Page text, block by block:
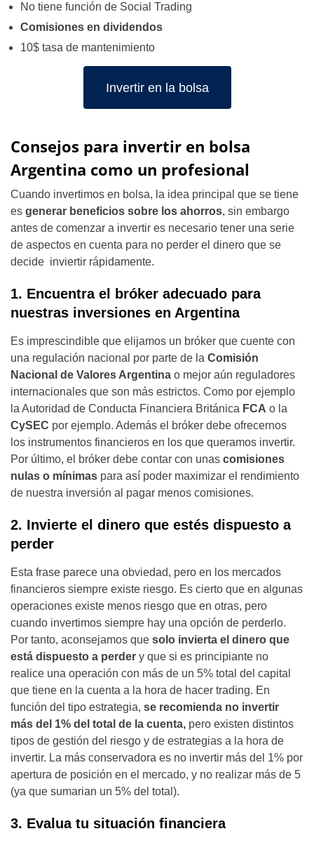
No tiene función de Social Trading
Comisiones en dividendos
10$ tasa de mantenimiento
Invertir en la bolsa
Consejos para invertir en bolsa
Argentina como un profesional
Cuando invertimos en bolsa, la idea principal que se tiene
es generar beneficios sobre los ahorros, sin embargo
antes de comenzar a invertir es necesario tener una serie
de aspectos en cuenta para no perder el dinero que se
decide inviertir rápidamente.
1. Encuentra el bróker adecuado para
nuestras inversiones en Argentina
Es imprescindible que elijamos un bróker que cuente con
una regulación nacional por parte de la Comisión
Nacional de Valores Argentina o mejor aún reguladores
internacionales que son más estrictos. Como por ejemplo
la Autoridad de Conducta Financiera Británica FCA o la
CySEC por ejemplo. Además el bróker debe ofrecernos
los instrumentos financieros en los que queramos invertir.
Por último, el bróker debe contar con unas comisiones
nulas o mínimas para así poder maximizar el rendimiento
de nuestra inversión al pagar menos comisiones.
2. Invierte el dinero que estés dispuesto a
perder
Esta frase parece una obviedad, pero en los mercados
financieros siempre existe riesgo. Es cierto que en algunas
operaciones existe menos riesgo que en otras, pero
cuando invertimos siempre hay una opción de perderlo.
Por tanto, aconsejamos que solo invierta el dinero que
está dispuesto a perder y que si es principiante no
realice una operación con más de un 5% total del capital
que tiene en la cuenta a la hora de hacer trading. En
función del tipo estrategia, se recomienda no invertir
más del 1% del total de la cuenta, pero existen distintos
tipos de gestión del riesgo y de estrategias a la hora de
invertir. La más conservadora es no invertir más del 1% por
apertura de posición en el mercado, y no realizar más de 5
(ya que sumarian un 5% del total).
3. Evalua tu situación financiera